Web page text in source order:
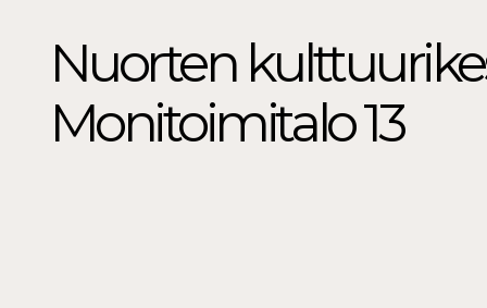
Nuorten
Monitoimitalo 13